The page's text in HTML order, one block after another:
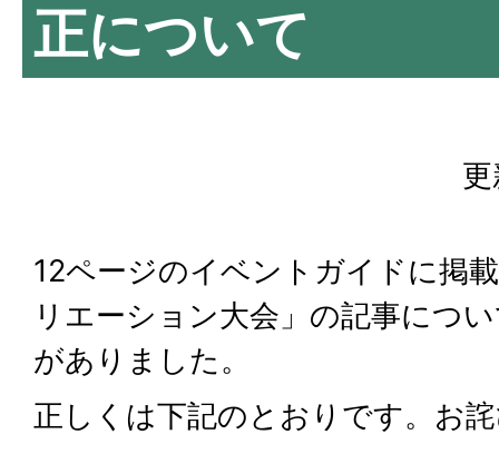
正について
12ページのイベントガイドに掲
リエーション大会」の記事につ
がありました。
正しくは下記のとおりです。お